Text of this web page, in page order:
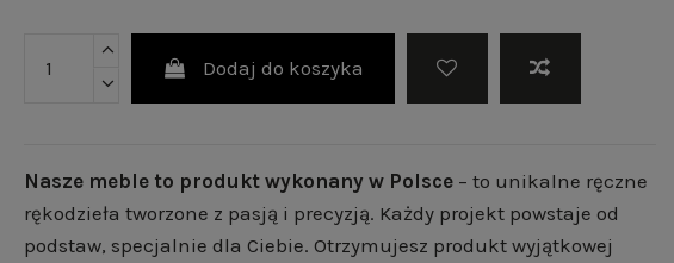
Dodaj do koszyka
Nasze meble to produkt wykonany w Polsce– to unikalne ręczne
rękodzieła tworzone z pasją i precyzją. Każdy projekt powstaje od
podstaw, specjalnie dla Ciebie. Otrzymujesz produkt wyjątkowej